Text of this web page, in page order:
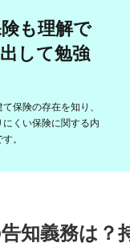
も理解で
して勉強
保険の存在を知り、
くい保険に関する内
。
知義務は？